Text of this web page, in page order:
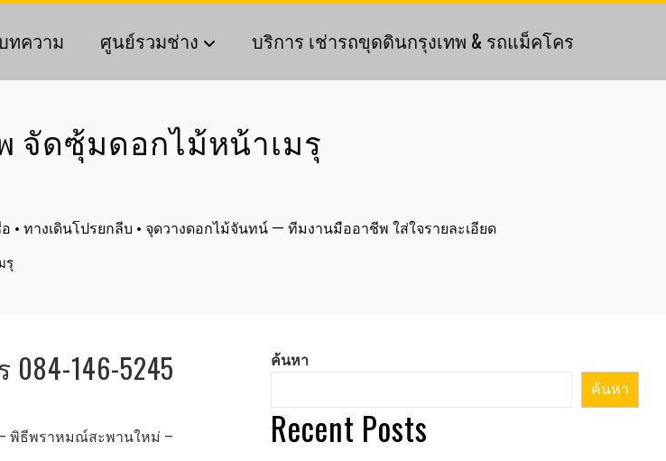
ทความ ศูนย์รวมช่าง บริการ เช่ารถขุดดินกรุงเทพ & รถแม็คโคร
จัดซุ้มดอกไม้หน้าเมรุ
ทางเดินโปรยกลีบ • จุดวางดอกไม้จันทน์ — ทีมงานมืออาชีพ ใส่ใจรายละเอียด
รุ
146-5245
พิธีพราหมณ์สะพานใหม่ –
ค้นหา
ค้นหา
Recent Posts